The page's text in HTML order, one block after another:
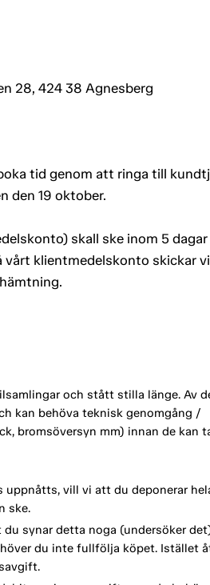
28, 424 38 Agnesberg
tid genom att ringa till
den 19 oktober.
skall ske inom 5
klientmedelskonto skickar
och stått stilla länge. Av
kan behöva teknisk genomgång /
bromsöversyn mm) innan de kan
vill vi att du deponerar
ske.
synar detta noga (undersöker
du inte fullfölja köpet. Istället